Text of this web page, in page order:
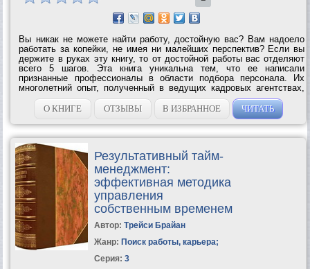
Вы никак не можете найти работу, достойную вас? Вам надоело
работать за копейки, не имея ни малейших перспектив? Если вы
держите в руках эту книгу, то от достойной работы вас отделяют
всего 5 шагов. Эта книга уникальна тем, что ее написали
признанные профессионалы в области подбора персонала. Их
многолетний опыт, полученный в ведущих кадровых агентствах,
стал основой для четких и реальных советов по поиску достойной
работы. В книге...
О КНИГЕ ОТЗЫВЫ В ИЗБРАННОЕ ЧИТАТЬ
Результативный тайм-
менеджмент:
эффективная методика
управления
собственным временем
Автор: Трейси Брайан
Жанр: Поиск работы, карьера;
Серия: 3